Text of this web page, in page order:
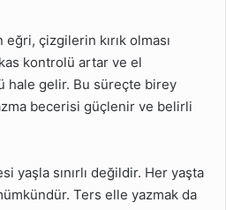
çizgilerin kırık olması
kontrolü artar ve el
hale gelir. Bu süreçte birey
becerisi güçlenir ve belirli
yaşla sınırlı değildir. Her yaşta
Ters elle yazmak da